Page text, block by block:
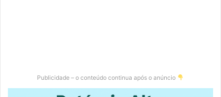
Publicidade – o conteúdo continua após o anúncio